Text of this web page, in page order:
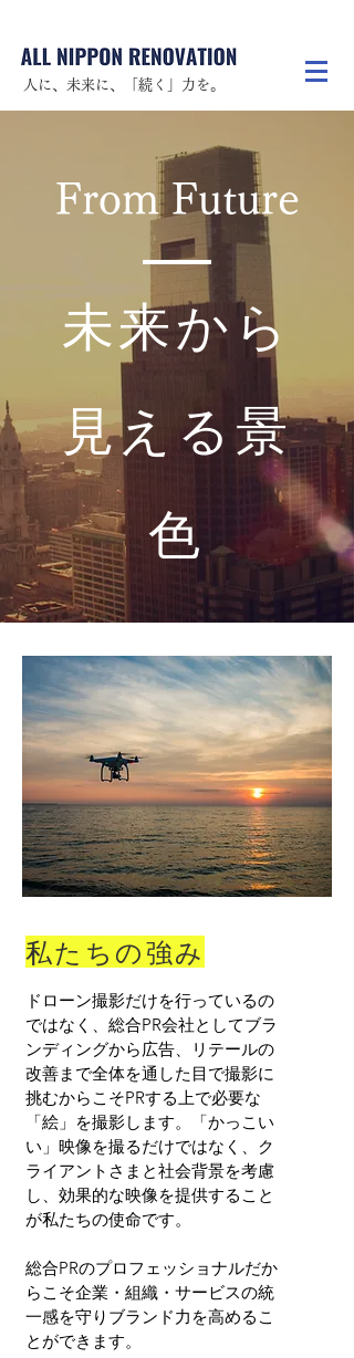
人に、未来に、「続く」力を。
From Future
​未来から
見える景
色
私たちの強み
ドローン撮影だけを行っているの
ではなく、総合PR会社としてブラ
ンディングから広告、リテールの
改善まで全体を通した目で撮影に
挑むからこそPRする上で必要な
「絵」を撮影します。「かっこい
い」映像を撮るだけではなく、ク
ライアントさまと社会背景を考慮
し、効果的な映像を提供すること
が私たちの使命です。
総合PRのプロフェッショナルだか
らこそ企業・組織・サービスの統
一感を守りブランド力を高めるこ
とができます。